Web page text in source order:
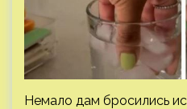
Немало дам бросились